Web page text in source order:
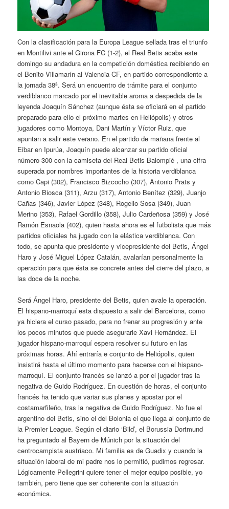
Con la clasificación para la Europa League sellada tras el triunfo
en Montilivi ante el Girona FC (1-2), el Real Betis acaba este
domingo su andadura en la competición doméstica recibiendo en
el Benito Villamarín al Valencia CF, en partido correspondiente a
la jornada 38ª. Será un encuentro de trámite para el conjunto
verdiblanco marcado por el inevitable aroma a despedida de la
leyenda Joaquín Sánchez (aunque ésta se oficiará en el partido
preparado para ello el próximo martes en Heliópolis) y otros
jugadores como Montoya, Dani Martín y Víctor Ruiz, que
apuntan a salir este verano. En el partido de mañana frente al
Eibar en Ipurúa, Joaquín puede alcanzar su partido oficial
número 300 con la camiseta del Real Betis Balompié , una cifra
superada por nombres importantes de la historia verdiblanca
como Capi (302), Francisco Bizcocho (307), Antonio Prats y
Antonio Biosca (311), Arzu (317), Antonio Benítez (329), Juanjo
Cañas (346), Javier López (348), Rogelio Sosa (349), Juan
Merino (353), Rafael Gordillo (358), Julio Cardeñosa (359) y José
Ramón Esnaola (402), quien hasta ahora es el futbolista que más
partidos oficiales ha jugado con la elástica verdiblanca. Con
todo, se apunta que presidente y vicepresidente del Betis, Ángel
Haro y José Miguel López Catalán, avalarían personalmente la
operación para que ésta se concrete antes del cierre del plazo, a
las doce de la noche.
Será Ángel Haro, presidente del Betis, quien avale la operación.
El hispano-marroquí esta dispuesto a salir del Barcelona, como
ya hiciera el curso pasado, para no frenar su progresión y ante
los pocos minutos que puede asegurarle Xavi Hernández. El
jugador hispano-marroquí espera resolver su futuro en las
próximas horas. Ahí entraría e conjunto de Heliópolis, quien
insistirá hasta el último momento para hacerse con el hispano-
marroquí. El conjunto francés se lanzó a por el jugador tras la
negativa de Guido Rodríguez. En cuestión de horas, el conjunto
francés ha tenido que variar sus planes y apostar por el
costamarfileño, tras la negativa de Guido Rodríguez. No fue el
argentino del Betis, sino el del Bolonia el que llega al conjunto de
la Premier League. Según el diario ‘Bild’, el Borussia Dortmund
ha preguntado al Bayern de Múnich por la situación del
centrocampista austriaco. Mi familia es de Guadix y cuando la
situación laboral de mi padre nos lo permitió, pudimos regresar.
Lógicamente Pellegrini quiere tener el mejor equipo posible, yo
también, pero tiene que ser coherente con la situación
económica.